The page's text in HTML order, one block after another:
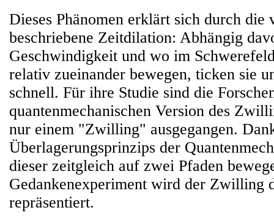
Dieses Phänomen erklärt sich durch die
beschriebene Zeitdilation: Abhängig
Geschwindigkeit und wo im
relativ zueinander bewegen, ticken sie
schnell. Für ihre Studie sind die
quantenmechanischen Version des
nur einem "Zwilling" ausgegangen.
Überlagerungsprinzips der
dieser zeitgleich auf zwei Pfaden
Gedankenexperiment wird der Zwilling
repräsentiert.